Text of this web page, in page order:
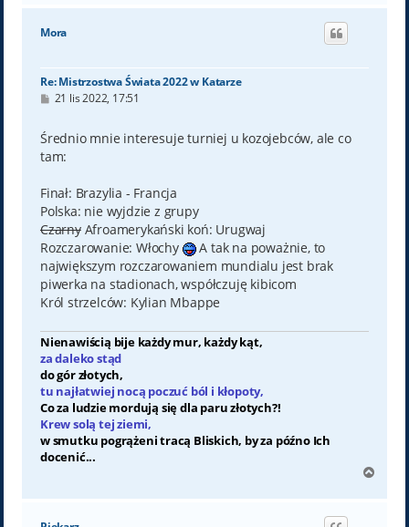
g
Mora
Re: Mistrzostwa Świata 2022 w Katarze
P
t
21 lis 2022, 17:51
Średnio mnie interesuje turniej u kozojebców, ale co
tam:
Finał: Brazylia - Francja
Polska: nie wyjdzie z grupy
CzarnyAfroamerykański koń: Urugwaj
Rozczarowanie: Włochy
A tak na poważnie, to
największym rozczarowaniem mundialu jest brak
piwerka na stadionach, współczuję kibicom
Król strzelców: Kylian Mbappe
Nienawiścią bije każdy mur, każdy kąt,
za daleko stąd
do gór złotych,
tu najłatwiej nocą poczuć ból i kłopoty,
Co za ludzie mordują się dla paru złotych?!
Krew solą tej ziemi,
w smutku pogrążeni tracą Bliskich, by za późno Ich
docenić...
g